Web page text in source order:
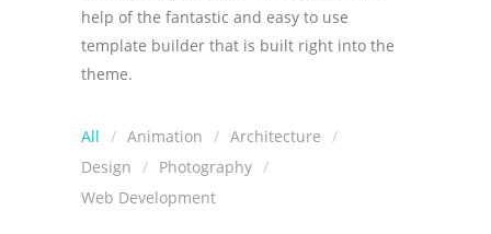
help of the fantastic and easy to use
template builder that is built right into the
theme.
All Animation
Architecture
Design
Photography
Web Development